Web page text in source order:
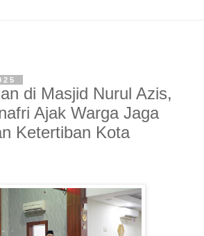
di Masjid Nurul Azis,
Ajak Warga Jaga
Ketertiban Kota